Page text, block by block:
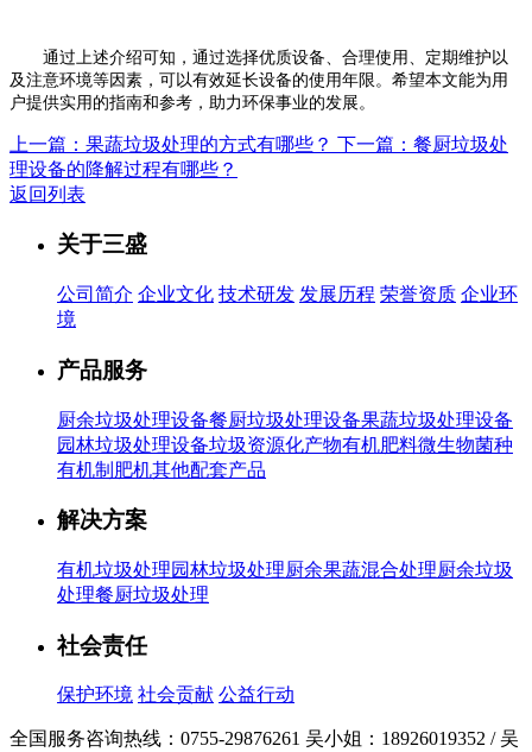
通过上述介绍可知，通过选择优质设备、合理使用、定期维护以
及注意环境等因素，可以有效延长设备的使用年限。希望本文能为用
户提供实用的指南和参考，助力环保事业的发展。
上一篇：果蔬垃圾处理的方式有哪些？ 下一篇：餐厨垃圾处
理设备的降解过程有哪些？
返回列表
关于三盛
公司简介 企业文化 技术研发 发展历程 荣誉资质 企业环
境
产品服务
厨余垃圾处理设备餐厨垃圾处理设备果蔬垃圾处理设备
园林垃圾处理设备垃圾资源化产物有机肥料微生物菌种
有机制肥机其他配套产品
解决方案
有机垃圾处理园林垃圾处理厨余果蔬混合处理厨余垃圾
处理餐厨垃圾处理
社会责任
保护环境 社会贡献 公益行动
全国服务咨询热线： 0755-29876261 吴小姐：18926019352 / 吴